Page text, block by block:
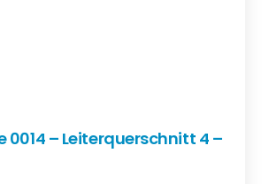
0014 – Leiterquerschnitt 4 –